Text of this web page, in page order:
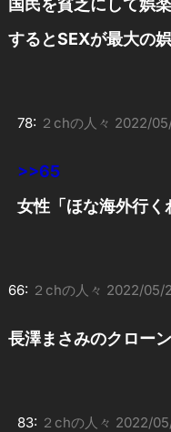
国民を貧乏にして娯
するとSEXが最大の
78: ２chの人々 2022/
>>65
女性「ほな海外行く
66: ２chの人々 2022/05/
長澤まさみのクロー
83: ２chの人々 2022/